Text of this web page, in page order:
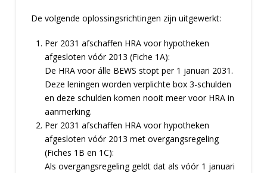
De volgende oplossingsrichtingen zijn uitgewerkt:
Per 2031 afschaffen HRA voor hypotheken
afgesloten vóór 2013 (Fiche 1A):
De HRA voor álle BEWS stopt per 1 januari 2031.
Deze leningen worden verplichte box 3-schulden
en deze schulden komen nooit meer voor HRA in
aanmerking.
Per 2031 afschaffen HRA voor hypotheken
afgesloten vóór 2013 met overgangsregeling
(Fiches 1B en 1C):
Als overgangsregeling geldt dat als vóór 1 januari